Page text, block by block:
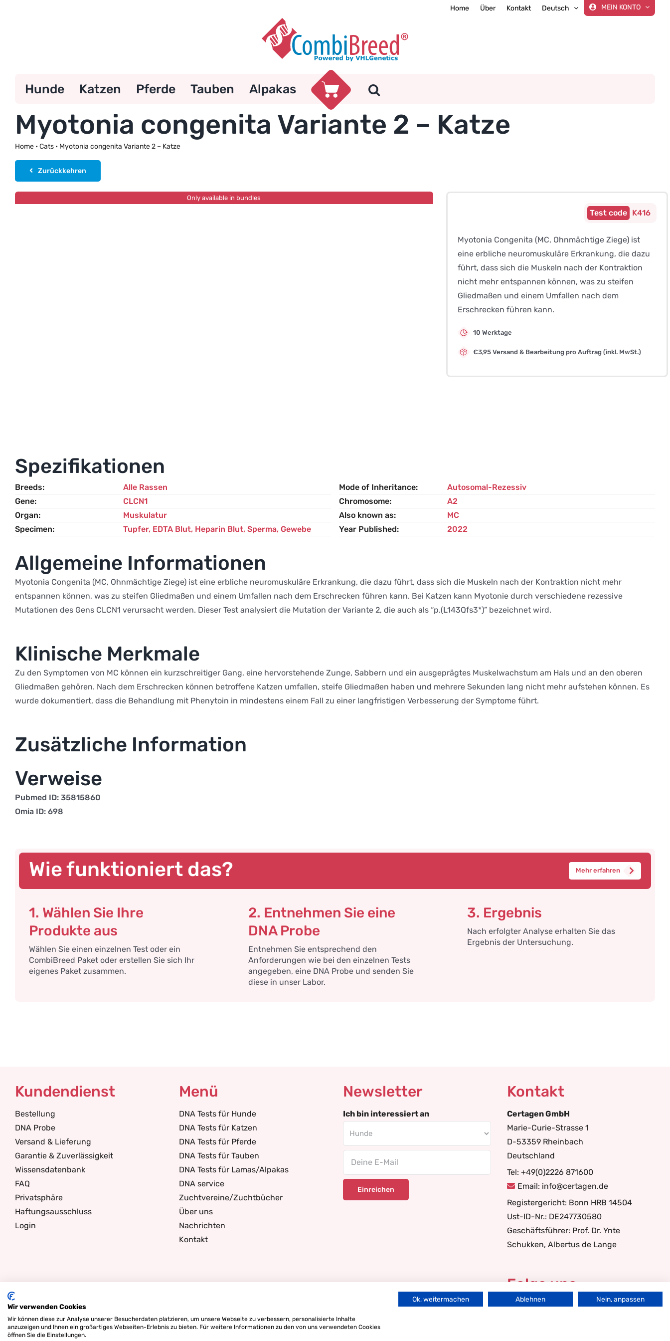
Home Über Kontakt Deutsch MEIN KONTO
Hunde Katzen Pferde Tauben Alpakas
Myotonia congenita Variante 2 – Katze
Home• Cats• Myotonia congenita Variante 2 – Katze
Zurückkehren
Only available in bundles
K416
Myotonia Congenita (MC, Ohnmächtige Ziege) ist
eine erbliche neuromuskuläre Erkrankung, die dazu
führt, dass sich die Muskeln nach der Kontraktion
nicht mehr entspannen können, was zu steifen
Gliedmaßen und einem Umfallen nach dem
Erschrecken führen kann.
10 Werktage
€3,95 Versand & Bearbeitung pro Auftrag (inkl. MwSt.)
Spezifikationen
Breeds
Alle Rassen
Gene
CLCN1
Organ
Muskulatur
Specimen
Tupfer, EDTA Blut, Heparin Blut, Sperma, Gewebe
Mode of Inheritance
Autosomal-Rezessiv
Chromosome
A2
Also known as
MC
Year Published
2022
Allgemeine Informationen
Myotonia Congenita (MC, Ohnmächtige Ziege) ist eine erbliche neuromuskuläre Erkrankung, die dazu führt, dass sich die Muskeln nach der Kontraktion nicht mehr
entspannen können, was zu steifen Gliedmaßen und einem Umfallen nach dem Erschrecken führen kann. Bei Katzen kann Myotonie durch verschiedene rezessive
Mutationen des Gens CLCN1 verursacht werden. Dieser Test analysiert die Mutation der Variante 2, die auch als “p.(L143Qfs3*)” bezeichnet wird.
Klinische Merkmale
Zu den Symptomen von MC können ein kurzschreitiger Gang, eine hervorstehende Zunge, Sabbern und ein ausgeprägtes Muskelwachstum am Hals und an den oberen
Gliedmaßen gehören. Nach dem Erschrecken können betroffene Katzen umfallen, steife Gliedmaßen haben und mehrere Sekunden lang nicht mehr aufstehen können. Es
wurde dokumentiert, dass die Behandlung mit Phenytoin in mindestens einem Fall zu einer langfristigen Verbesserung der Symptome führt.
Zusätzliche Information
Verweise
Pubmed ID: 35815860
Omia ID: 698
Wie funktioniert das? Mehr erfahren
1. Wählen Sie Ihre
Produkte aus
Wählen Sie einen einzelnen Test oder ein
CombiBreed Paket oder erstellen Sie sich Ihr
eigenes Paket zusammen.
2. Entnehmen Sie eine
DNA Probe
Entnehmen Sie entsprechend den
Anforderungen wie bei den einzelnen Tests
angegeben, eine DNA Probe und senden Sie
diese in unser Labor.
3. Ergebnis
Nach erfolgter Analyse erhalten Sie das
Ergebnis der Untersuchung.
Kundendienst
Bestellung
DNA Probe
Versand & Lieferung
Garantie & Zuverlässigkeit
Wissensdatenbank
FAQ
Privatsphäre
Haftungsausschluss
Login
Menü
DNA Tests für Hunde
DNA Tests für Katzen
DNA Tests für Pferde
DNA Tests für Tauben
DNA Tests für Lamas/Alpakas
DNA service
Zuchtvereine/Zuchtbücher
Über uns
Nachrichten
Kontakt
Newsletter
Ich bin interessiert an
Kontakt
Certagen GmbH
Marie-Curie-Strasse 1
D-53359 Rheinbach
Deutschland
Tel: +49(0)2226 871600
Email: info@certagen.de
Registergericht: Bonn HRB 14504
Ust-ID-Nr.: DE247730580
Geschäftsführer: Prof. Dr. Ynte
Schukken, Albertus de Lange
Folge uns
Wir verwenden Cookies
Wir können diese zur Analyse unserer Besucherdaten platzieren, um unsere Webseite zu verbessern, personalisierte Inhalte
anzuzeigen und Ihnen ein großartiges Webseiten-Erlebnis zu bieten. Für weitere Informationen zu den von uns verwendeten Cookies
öffnen Sie die Einstellungen.
Ok, weitermachen Ablehnen Nein, anpassen